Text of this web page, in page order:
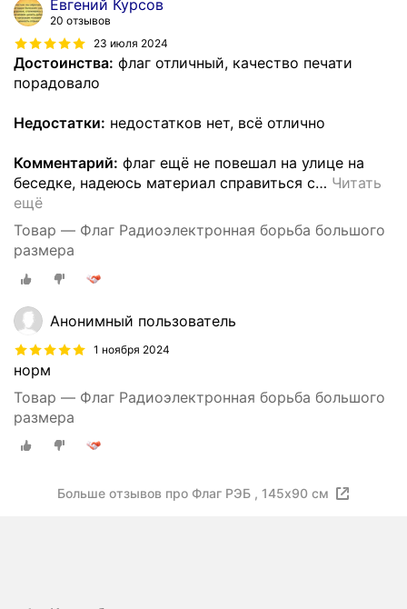
Евгений Курсов
20 отзывов
23 июля 2024
Достоинства: флаг отличный, качество печати
порадовало
Недостатки: недостатков нет, всё отлично
Комментарий: флаг ещё не повешал на улице на
беседке, надеюсь материал справиться с… Читать
ещё
Товар — Флаг Радиоэлектронная борьба большого
размера
Анонимный пользователь
1 ноября 2024
норм
Товар — Флаг Радиоэлектронная борьба большого
размера
Больше отзывов про Флаг РЭБ , 145х90 см